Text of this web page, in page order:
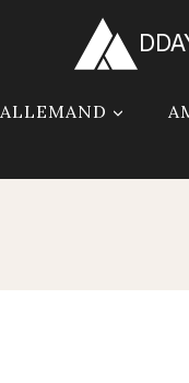
ALLEMAND